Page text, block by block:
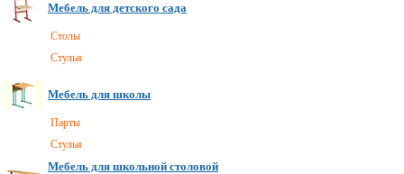
Мебель для детского сада
Cтолы
Стулья
Мебель для школы
Парты
Стулья
Мебель для школьной столовой